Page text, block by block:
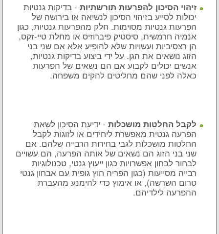
זיהוי הסיכון להפרעות תורשתיות - בדיקות גנטיות
יכולות לסייע בזיהוי הסיכון לנשיאה או בירושה של
הפרעות גנטיות מסוימות. חלק מהפרעות גנטיות, כגון
אנמיה חרמשית, סיסטיק פיברוזיס או מחלת טיי-זקס,
הן רצסיביות ועשויות שלא להופיע אלא אם שני בני
הזוג נושאים את הגן. על ידי ביצוע בדיקות גנטיות,
אנשים יכולים לקבוע אם הם נשאים של הפרעות
כאלה לפני שהם מחליטים להקים משפחה.
לקבל החלטות מושכלות - ידיעת הסיכון לשאת
הפרעה גנטית מאפשרת ליחידים או לזוגות לקבל
החלטות מושכלות לגבי בחירות הרבייה שלהם. אם
שני בני הזוג הם נשאים של אותה הפרעה, הם עשויים
לבחור לבחון אפשרויות כגון ייעוץ גנטי, טכנולוגיות
רבייה מסייעות (כגון הפריה חוץ גופית עם אבחון גנטי
טרום השרשה), או אימוץ כדי להימנע מהעברת
ההפרעה לילדיהם.